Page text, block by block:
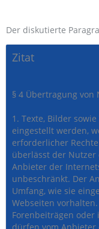
Der diskutierte
Zitat
§ 4 Übertragung von
1. Texte, Bilder
eingestellt werden,
erforderlicher
überlässt der Nutzer
Anbieter der
unbeschränkt. Der
Umfang, wie sie
Webseiten
Forenbeiträgen